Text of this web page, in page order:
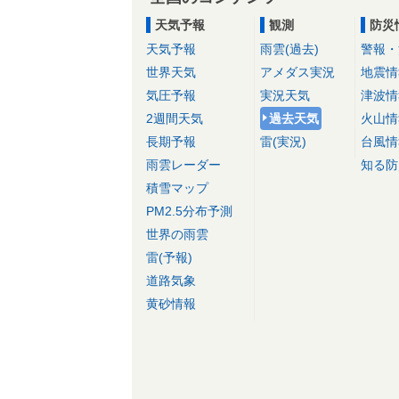
天気予報
天気予報
世界天気
気圧予報
2週間天気
長期予報
雨雲レーダー
積雪マップ
PM2.5分布予測
世界の雨雲
雷(予報)
道路気象
黄砂情報
観測
雨雲(過去)
アメダス実況
実況天気
過去天気
雷(実況)
防災
警報
地震
津波
火山
台風
知る